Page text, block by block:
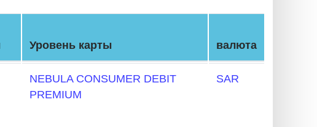
Уровень карты валюта
NEBULA CONSUMER DEBIT
PREMIUM
SAR